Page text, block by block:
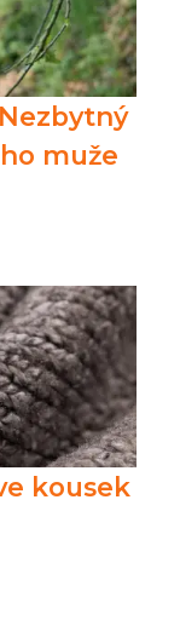
muže
kousek